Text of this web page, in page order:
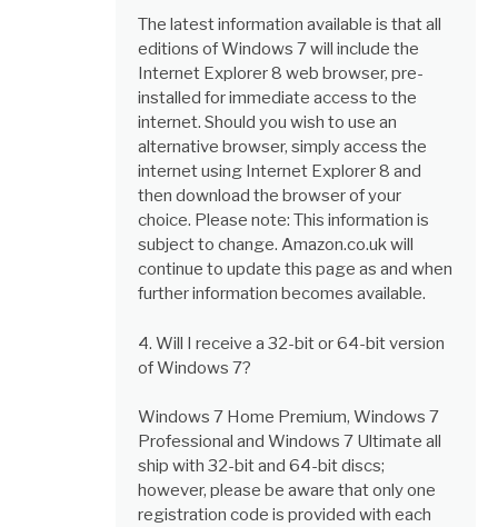
The latest information available is that all
editions of Windows 7 will include the
Internet Explorer 8 web browser, pre-
installed for immediate access to the
internet. Should you wish to use an
alternative browser, simply access the
internet using Internet Explorer 8 and
then download the browser of your
choice. Please note: This information is
subject to change. Amazon.co.uk will
continue to update this page as and when
further information becomes available.
4. Will I receive a 32-bit or 64-bit version
of Windows 7?
Windows 7 Home Premium, Windows 7
Professional and Windows 7 Ultimate all
ship with 32-bit and 64-bit discs;
however, please be aware that only one
registration code is provided with each